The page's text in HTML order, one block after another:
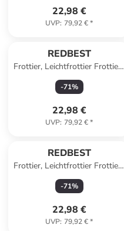
22,98 €
UVP: 79,92 €*
REDBEST
Frottier, Leichtfrottier Frottier-
Set 20-tlg. Oceanside in grün
-71%
22,98 €
UVP: 79,92 €*
REDBEST
Frottier, Leichtfrottier Frottier-
Set 20-tlg. Oceanside in
petrol
-71%
22,98 €
UVP: 79,92 €*